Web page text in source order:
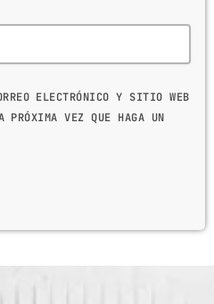
ELECTRÓNICO Y SITIO WEB
PRÓXIMA VEZ QUE HAGA UN